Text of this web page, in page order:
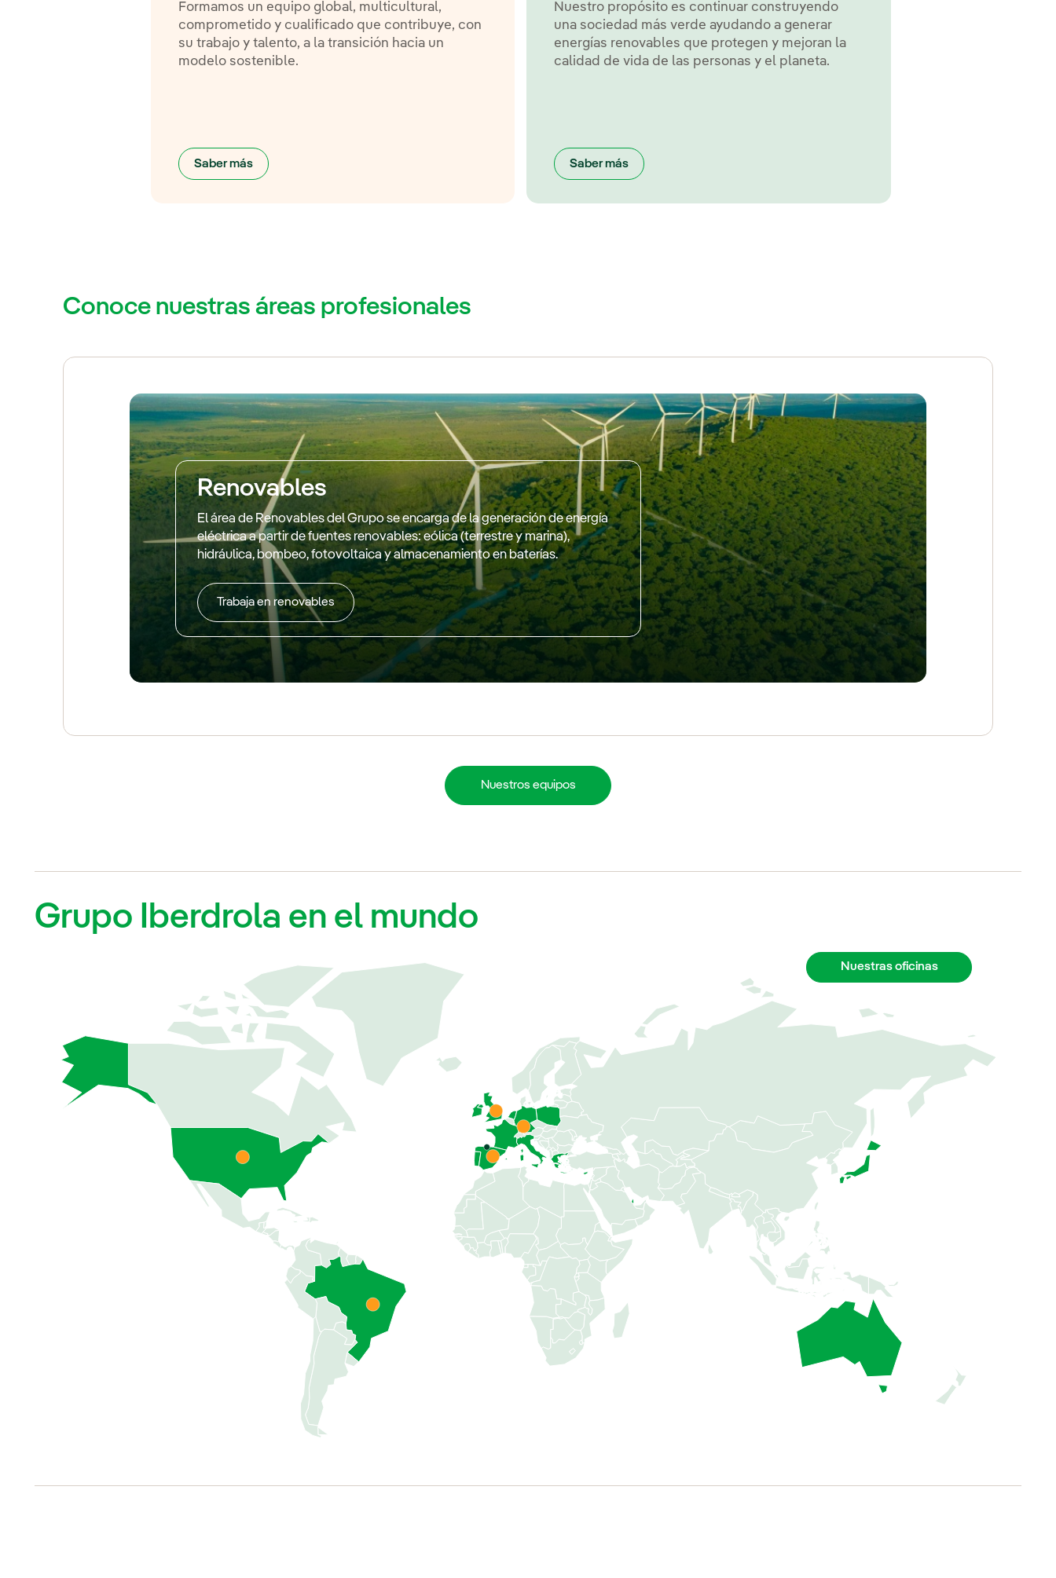
Formamos un equipo global, multicultural,
comprometido y cualificado que contribuye, con
su trabajo y talento, a la transición hacia un
modelo sostenible.
Saber más
Nuestro propósito es continuar construyendo
una sociedad más verde ayudando a generar
energías renovables que protegen y mejoran la
calidad de vida de las personas y el planeta.
Saber más
Conoce nuestras áreas profesionales
Renovables
El área de Renovables del Grupo se encarga de la generación de energía
eléctrica a partir de fuentes renovables: eólica (terrestre y marina),
hidráulica, bombeo, fotovoltaica y almacenamiento en baterías.
Trabaja en renovables
Nuestros equipos
Grupo Iberdrola en el mundo
Nuestras oficinas